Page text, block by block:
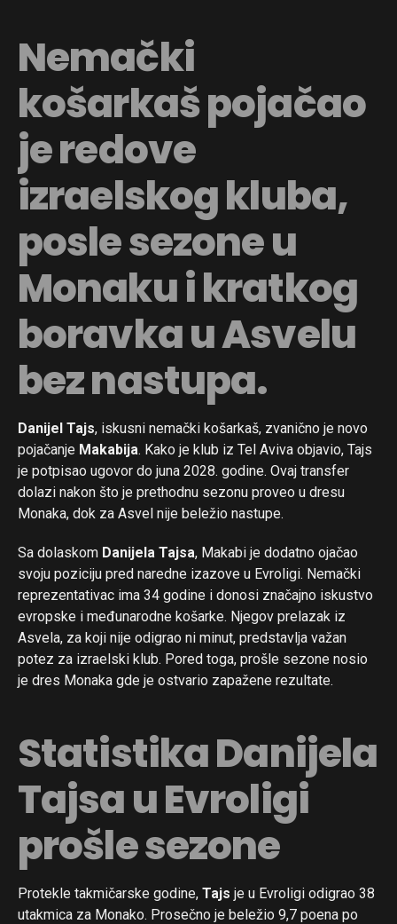
Nemački
košarkaš pojačao
je redove
izraelskog kluba,
posle sezone u
Monaku i kratkog
boravka u Asvelu
bez nastupa.
Danijel Tajs, iskusni nemački košarkaš, zvanično je novo
pojačanje Makabija. Kako je klub iz Tel Aviva objavio, Tajs
je potpisao ugovor do juna 2028. godine. Ovaj transfer
dolazi nakon što je prethodnu sezonu proveo u dresu
Monaka, dok za Asvel nije beležio nastupe.
Sa dolaskom Danijela Tajsa, Makabi je dodatno ojačao
svoju poziciju pred naredne izazove u Evroligi. Nemački
reprezentativac ima 34 godine i donosi značajno iskustvo
evropske i međunarodne košarke. Njegov prelazak iz
Asvela, za koji nije odigrao ni minut, predstavlja važan
potez za izraelski klub. Pored toga, prošle sezone nosio
je dres Monaka gde je ostvario zapažene rezultate.
Statistika Danijela
Tajsa u Evroligi
prošle sezone
Protekle takmičarske godine, Tajs je u Evroligi odigrao 38
utakmica za Monako. Prosečno je beležio 9,7 poena po
Flipboard
Reddit
Whatsapp